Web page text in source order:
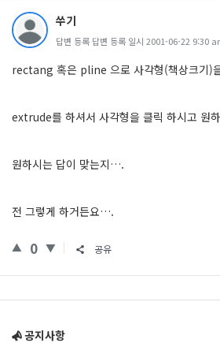
쑤기
답변 등록 답변 등록 일시 2001-06-22 9:30
rectang 혹은 pline 으로 사각형(책상크기)
extrude를 하셔서 사각형을 클릭 하시고 원
원하시는 답이 맞는지….
전 그렇게 하거든요….
0 공유
공지사항